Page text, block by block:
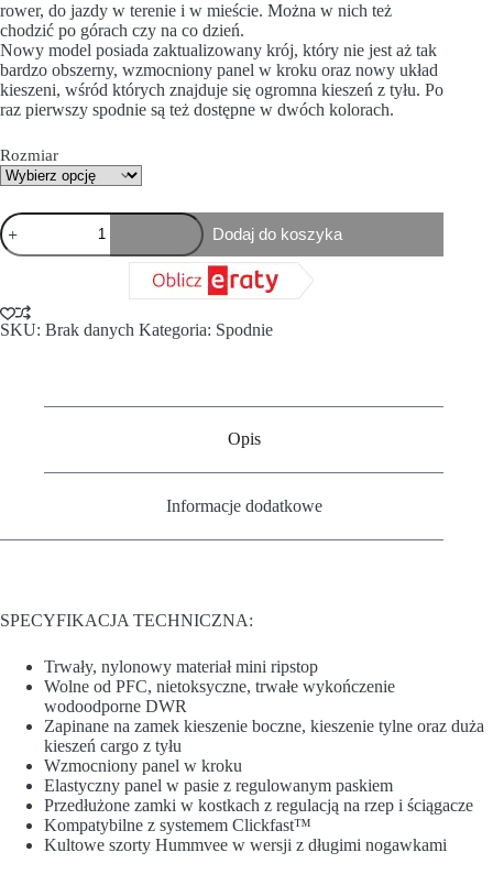
rower, do jazdy w terenie i w mieście. Można w nich też
chodzić po górach czy na co dzień.
Nowy model posiada zaktualizowany krój, który nie jest aż tak
bardzo obszerny, wzmocniony panel w kroku oraz nowy układ
kieszeni, wśród których znajduje się ogromna kieszeń z tyłu. Po
raz pierwszy spodnie są też dostępne w dwóch kolorach.
Rozmiar
Dodaj do koszyka
SKU: Brak danych Kategoria: Spodnie
Opis
Informacje dodatkowe
SPECYFIKACJA TECHNICZNA:
Trwały, nylonowy materiał mini ripstop
Wolne od PFC, nietoksyczne, trwałe wykończenie
wodoodporne DWR
Zapinane na zamek kieszenie boczne, kieszenie tylne oraz duża
kieszeń cargo z tyłu
Wzmocniony panel w kroku
Elastyczny panel w pasie z regulowanym paskiem
Przedłużone zamki w kostkach z regulacją na rzep i ściągacze
Kompatybilne z systemem Clickfast™
Kultowe szorty Hummvee w wersji z długimi nogawkami